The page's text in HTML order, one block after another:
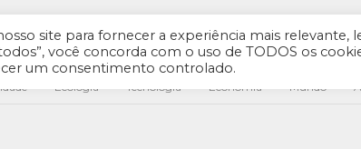
Ecologia Tecnologia Economia Mundo
site para fornecer a experiência mais relevante,
você concorda com o uso de TODOS os
um consentimento controlado.